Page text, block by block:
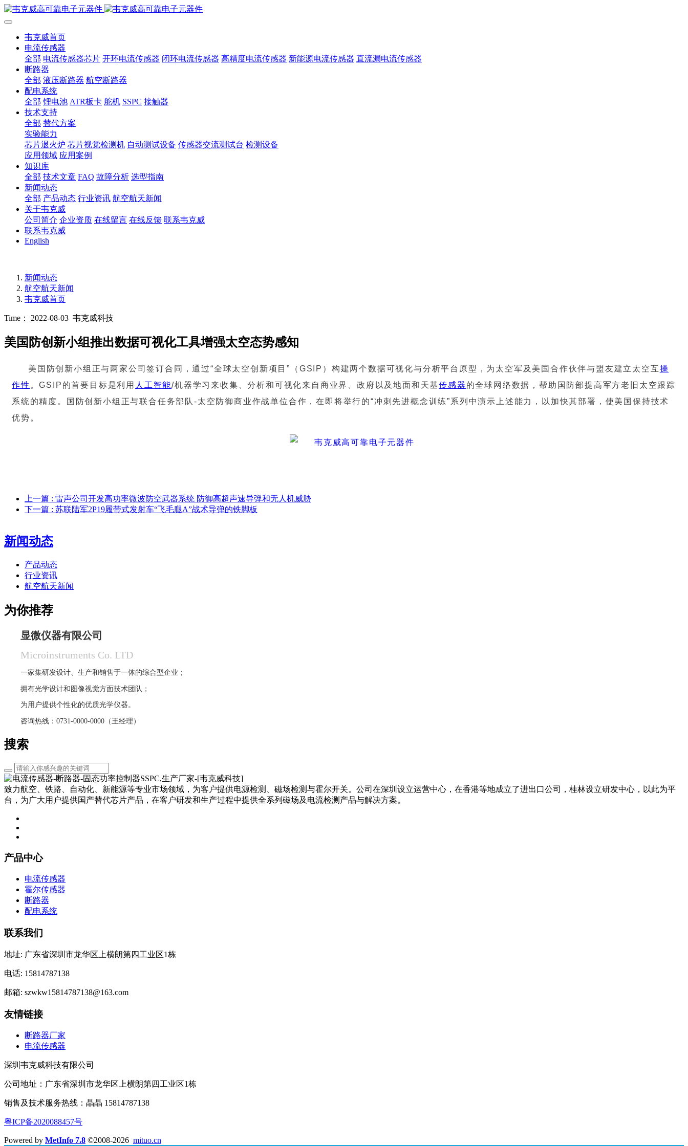
韦克威首页
电流传感器
全部 电流传感器芯片 开环电流传感器 闭环电流传感器 高精度电流传感器 新能源电流传感器 直流漏电流传感器
断路器
全部 液压断路器 航空断路器
配电系统
全部 锂电池 ATR板卡 舵机 SSPC 接触器
技术支持
全部 替代方案
实验能力
芯片退火炉 芯片视觉检测机 自动测试设备 传感器交流测试台 检测设备
应用领域 应用案例
知识库
全部 技术文章 FAQ 故障分析 选型指南
新闻动态
全部 产品动态 行业资讯 航空航天新闻
关于韦克威
公司简介 企业资质 在线留言 在线反馈 联系韦克威
联系韦克威
English
新闻动态
航空航天新闻
韦克威首页
Time： 2022-08-03 韦克威科技
美国防创新小组推出数据可视化工具增强太空态势感知
美国防创新小组正与两家公司签订合同，通过“全球太空创新项目”（GSIP）构建两个数据可视化与分析平台原型，为太空军及美国合作伙伴与盟友建立太空互操
作性 。GSIP的首要目标是利用 人工智能/机器学习来收集、分析和可视化来自商业界、政府以及地面和天基传感器 的全球网络数据，帮助国防部提高军方老旧太空跟踪
系统的精度。国防创新小组正与联合任务部队-太空防御商业作战单位合作，在即将举行的“冲刺先进概念训练”系列中演示上述能力，以加快其部署，使美国保持技术
优势。
上一篇 : 雷声公司开发高功率微波防空武器系统 防御高超声速导弹和无人机威胁
下一篇 : 苏联陆军2P19履带式发射车“飞毛腿A”战术导弹的铁脚板
新闻动态
产品动态
行业资讯
航空航天新闻
为你推荐
显微仪器有限公司
Microinstruments Co. LTD
一家集研发设计、生产和销售于一体的综合型企业；
拥有光学设计和图像视觉方面技术团队；
为用户提供个性化的优质光学仪器。
咨询热线：0731-0000-0000（王经理）
搜索
致力航空、铁路、自动化、新能源等专业市场领域，为客户提供电源检测、磁场检测与霍尔开关。公司在深圳设立运营中心，在香港等地成立了进出口公司，桂林设立研发中心，以此为平
台，为广大用户提供国产替代芯片产品，在客户研发和生产过程中提供全系列磁场及电流检测产品与解决方案。
产品中心
电流传感器
霍尔传感器
断路器
配电系统
联系我们
地址: 广东省深圳市龙华区上横朗第四工业区1栋
电话: 15814787138
邮箱: szwkw15814787138@163.com
友情链接
断路器厂家
电流传感器
深圳韦克威科技有限公司
公司地址：广东省深圳市龙华区上横朗第四工业区1栋
销售及技术服务热线：晶晶 15814787138
粤ICP备2020088457号
Powered by MetInfo 7.8 ©2008-2026 mituo.cn